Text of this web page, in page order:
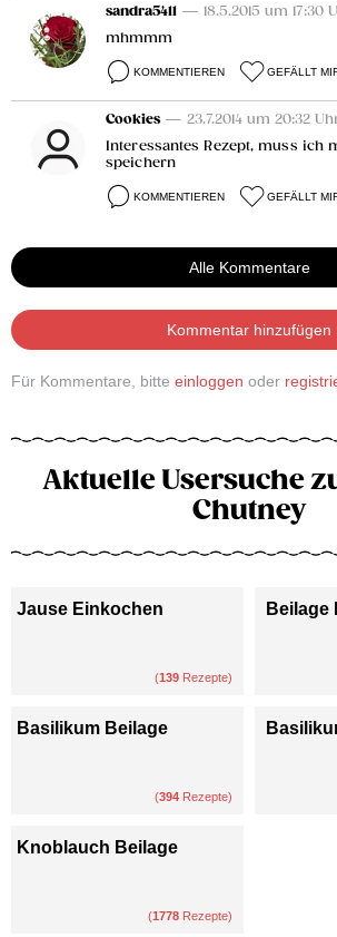
sandra5411 — 18.5.2015 um 17:30
mhmmm
KOMMENTIEREN GEFÄLLT
Cookies — 23.7.2014 um 20:32
Interessantes Rezept, muss ich
speichern
KOMMENTIEREN GEFÄLLT
Alle Kommentare
Kommentar hinzufügen
Für Kommentare, bitte einloggen oder
Aktuelle Usersuche
Chutney
Jause Einkochen
(139 Rezepte)
Beilage
Basilikum Beilage
(394 Rezepte)
Knoblauch Beilage
(1778 Rezepte)